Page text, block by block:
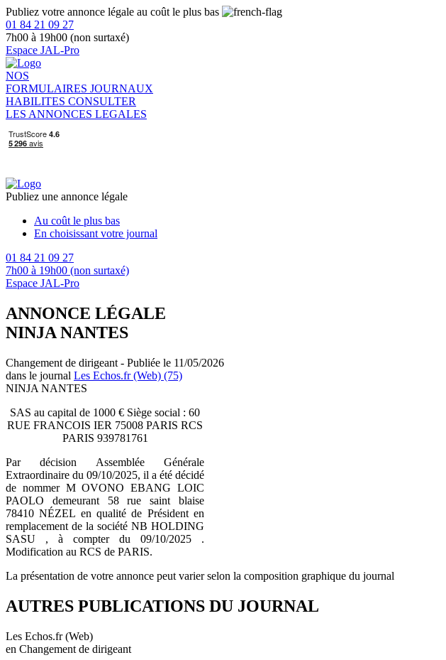
Publiez votre annonce légale au coût le plus bas
01 84 21 09 27
7h00 à 19h00 (non surtaxé)
Espace JAL-Pro
NOS
FORMULAIRES JOURNAUX
HABILITES CONSULTER
LES ANNONCES LEGALES
Publiez une annonce légale
Au coût le plus bas
En choisissant votre journal
01 84 21 09 27
7h00 à 19h00 (non surtaxé)
Espace JAL-Pro
ANNONCE LÉGALE
NINJA NANTES
Changement de dirigeant - Publiée le 11/05/2026
dans le journal Les Echos.fr (Web) (75)
NINJA NANTES
SAS au capital de 1000 € Siège social : 60
RUE FRANCOIS IER 75008 PARIS RCS
PARIS 939781761
Par décision Assemblée Générale
Extraordinaire du 09/10/2025, il a été décidé
de nommer M OVONO EBANG LOIC
PAOLO demeurant 58 rue saint blaise
78410 NÉZEL en qualité de Président en
remplacement de la société NB HOLDING
SASU , à compter du 09/10/2025 .
Modification au RCS de PARIS.
La présentation de votre annonce peut varier selon la composition graphique du journal
AUTRES PUBLICATIONS DU JOURNAL
Les Echos.fr (Web)
en Changement de dirigeant